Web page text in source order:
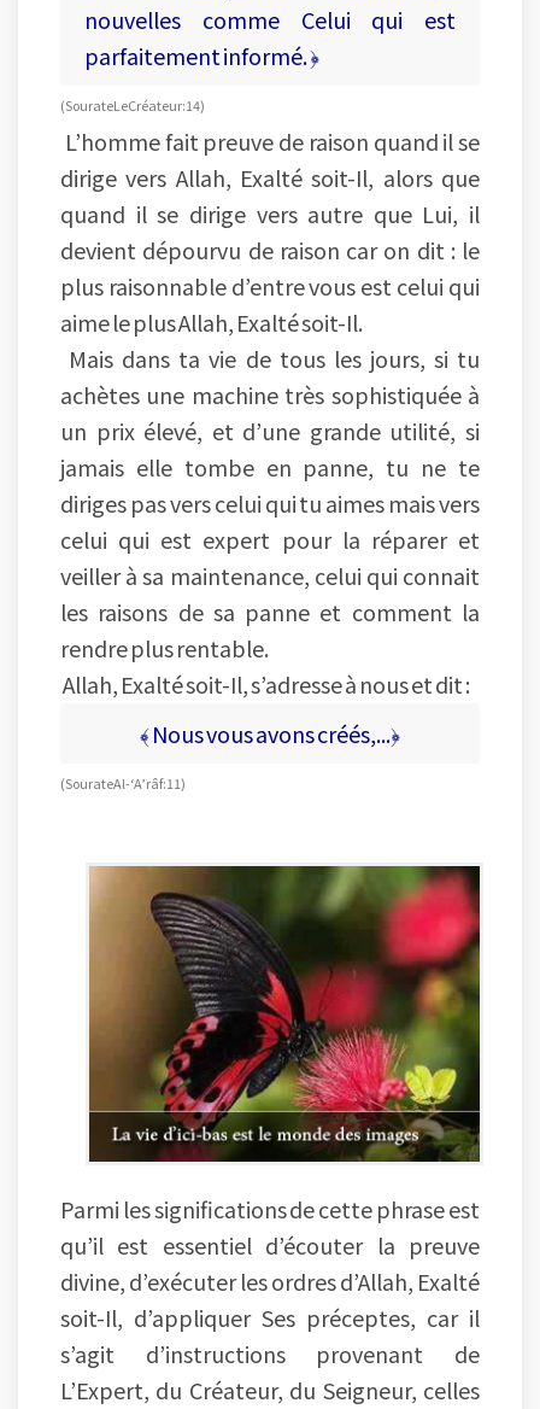
nouvelles comme Celui qui est
parfaitement informé. ﴿
(Sourate Le Créateur : 14)
L’homme fait preuve de raison quand il se
dirige vers Allah, Exalté soit-Il, alors que
quand il se dirige vers autre que Lui, il
devient dépourvu de raison car on dit : le
plus raisonnable d’entre vous est celui qui
aime le plus Allah, Exalté soit-Il.
Mais dans ta vie de tous les jours, si tu
achètes une machine très sophistiquée à
un prix élevé, et d’une grande utilité, si
jamais elle tombe en panne, tu ne te
diriges pas vers celui qui tu aimes mais vers
celui qui est expert pour la réparer et
veiller à sa maintenance, celui qui connait
les raisons de sa panne et comment la
rendre plus rentable.
Allah, Exalté soit-Il, s’adresse à nous et dit :
﴾ Nous vous avons créés,...﴿
(Sourate Al-‘A’râf : 11)
Parmi les significations de cette phrase est
qu’il est essentiel d’écouter la preuve
divine, d’exécuter les ordres d’Allah, Exalté
soit-Il, d’appliquer Ses préceptes, car il
s’agit d’instructions provenant de
L’Expert, du Créateur, du Seigneur, celles